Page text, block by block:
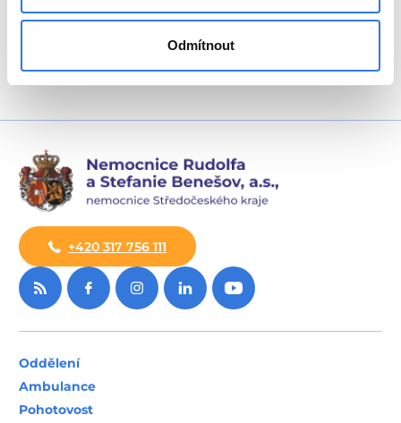
Odmítnout
Další informace
+420 317 756 111
Oddělení
Ambulance
Pohotovost